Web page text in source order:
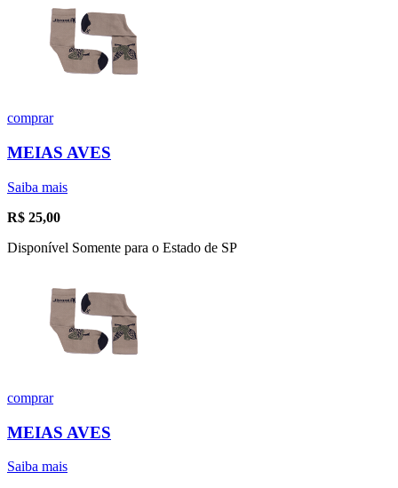
comprar
MEIAS AVES
Saiba mais
R$ 25,00
Disponível Somente para o Estado de SP
comprar
MEIAS AVES
Saiba mais